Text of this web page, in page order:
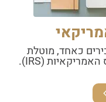
כאחד, מוטלת
החובה להגיש דוחות לרשויות המס האמריקאיות (IRS).